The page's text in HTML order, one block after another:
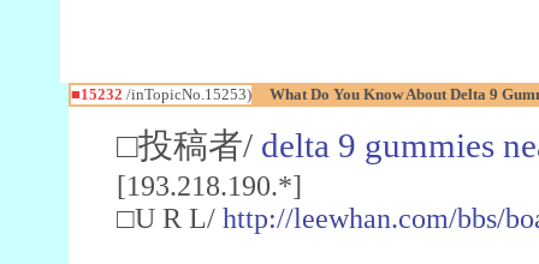
■15232 /inTopicNo.15253) What Do You Know About Delta 9
□投稿者/ delta 9 gummies
[193.218.190.*]
□U R L/ http://leewhan.com/bbs/